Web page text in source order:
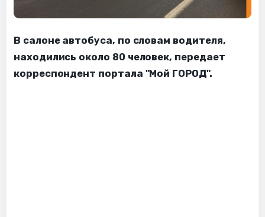
В салоне автобуса, по словам водителя,
находились около 80 человек, передает
корреспондент портала "Мой ГОРОД".